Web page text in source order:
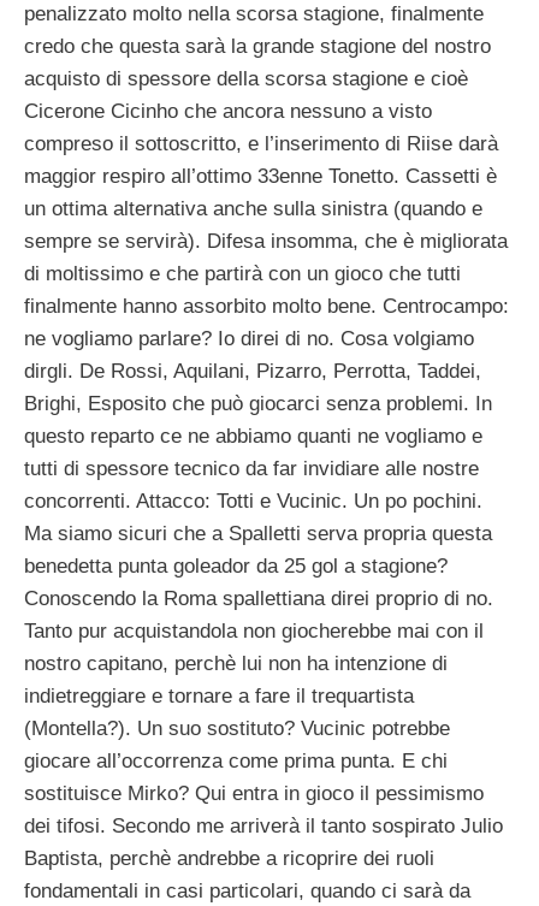
penalizzato molto nella scorsa stagione, finalmente
credo che questa sarà la grande stagione del nostro
acquisto di spessore della scorsa stagione e cioè
Cicerone Cicinho che ancora nessuno a visto
compreso il sottoscritto, e l’inserimento di Riise darà
maggior respiro all’ottimo 33enne Tonetto. Cassetti è
un ottima alternativa anche sulla sinistra (quando e
sempre se servirà). Difesa insomma, che è migliorata
di moltissimo e che partirà con un gioco che tutti
finalmente hanno assorbito molto bene. Centrocampo:
ne vogliamo parlare? Io direi di no. Cosa volgiamo
dirgli. De Rossi, Aquilani, Pizarro, Perrotta, Taddei,
Brighi, Esposito che può giocarci senza problemi. In
questo reparto ce ne abbiamo quanti ne vogliamo e
tutti di spessore tecnico da far invidiare alle nostre
concorrenti. Attacco: Totti e Vucinic. Un po pochini.
Ma siamo sicuri che a Spalletti serva propria questa
benedetta punta goleador da 25 gol a stagione?
Conoscendo la Roma spallettiana direi proprio di no.
Tanto pur acquistandola non giocherebbe mai con il
nostro capitano, perchè lui non ha intenzione di
indietreggiare e tornare a fare il trequartista
(Montella?). Un suo sostituto? Vucinic potrebbe
giocare all’occorrenza come prima punta. E chi
sostituisce Mirko? Qui entra in gioco il pessimismo
dei tifosi. Secondo me arriverà il tanto sospirato Julio
Baptista, perchè andrebbe a ricoprire dei ruoli
fondamentali in casi particolari, quando ci sarà da